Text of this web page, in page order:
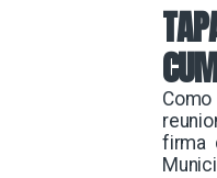
firma